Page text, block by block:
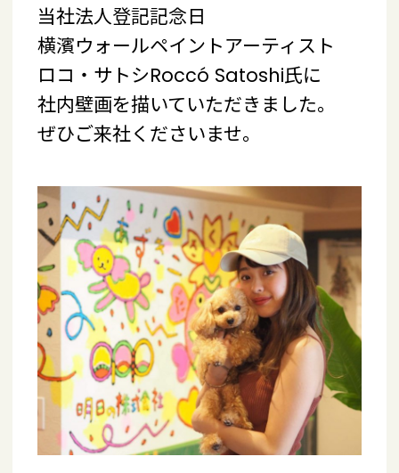
当社法人登記記念日
横濱ウォールペイントアーティスト
ロコ・サトシRoccó Satoshi氏に
社内壁画を描いていただきました。
ぜひご来社くださいませ。